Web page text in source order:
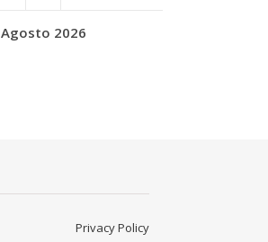
Agosto 2026
Privacy Policy